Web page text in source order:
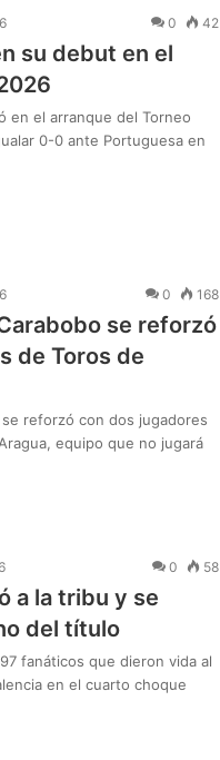
0 42
su debut en el
en el arranque del Torneo
0-0 ante Portuguesa en
0 168
se reforzó
de Toros de
reforzó con dos jugadores
equipo que no jugará
0 58
a la tribu y se
del título
fanáticos que dieron vida al
en el cuarto choque